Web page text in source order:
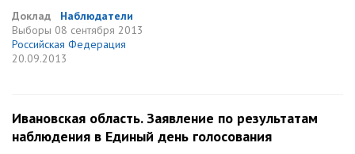
Доклад
Наблюдатели
Выборы 08 сентября 2013
Российская Федерация
20.09.2013
Ивановская область. Заявление по результатам
наблюдения в Единый день голосования